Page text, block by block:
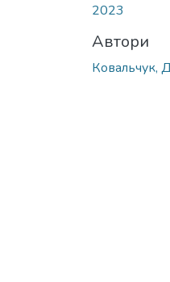
2023
Автори
Ковальчук,